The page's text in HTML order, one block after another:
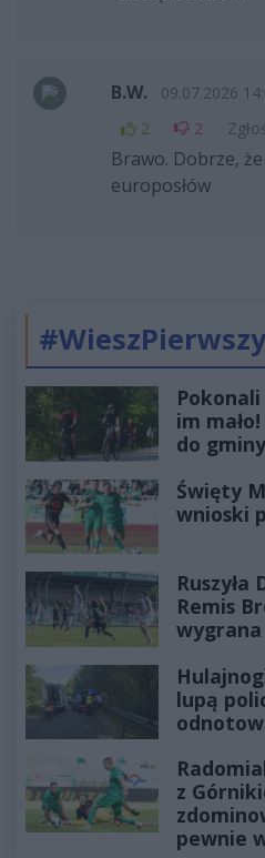
B.W. 09.07.2026
2
2
Brawo. Dobrze,
europosłów
im
do
Święty
wnioski
Remis
wygrana
lupą
z
pewnie